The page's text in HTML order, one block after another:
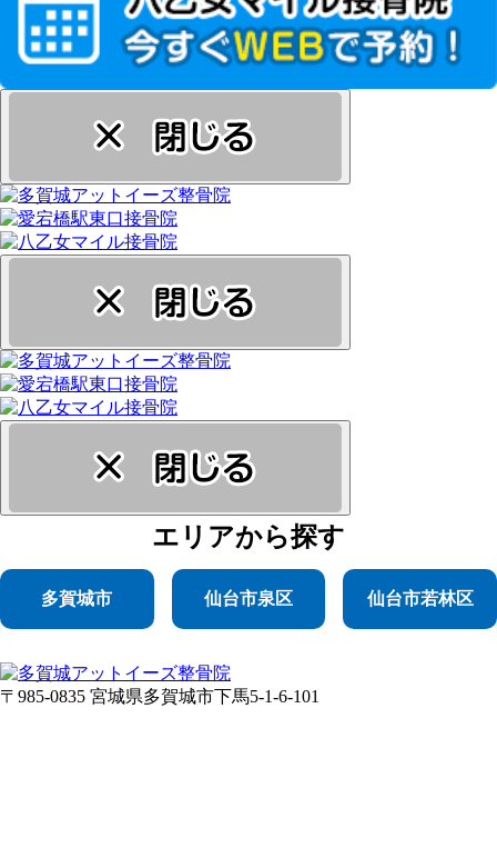
エリアから探す
多賀城市 仙台市泉区 仙台市若林区
〒985-0835 宮城県多賀城市下馬5-1-6-101